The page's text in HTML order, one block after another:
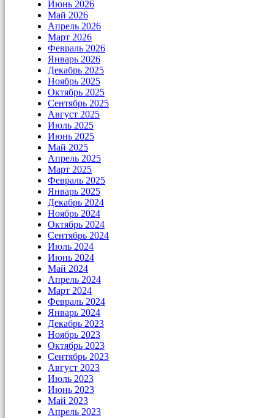
Июнь 2026
Май 2026
Апрель 2026
Март 2026
Февраль 2026
Январь 2026
Декабрь 2025
Ноябрь 2025
Октябрь 2025
Сентябрь 2025
Август 2025
Июль 2025
Июнь 2025
Май 2025
Апрель 2025
Март 2025
Февраль 2025
Январь 2025
Декабрь 2024
Ноябрь 2024
Октябрь 2024
Сентябрь 2024
Июль 2024
Июнь 2024
Май 2024
Апрель 2024
Март 2024
Февраль 2024
Январь 2024
Декабрь 2023
Ноябрь 2023
Октябрь 2023
Сентябрь 2023
Август 2023
Июль 2023
Июнь 2023
Май 2023
Апрель 2023